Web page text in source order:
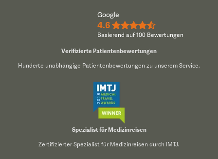
Google
4.6 ★★★★½
Basierend auf 100 Bewertungen
Verifizierte Patientenbewertungen
Hunderte unabhängige Patientenbewertungen zu unserem Service.
Spezialist für Medizinreisen
Zertifizierter Spezialist für Medizinreisen durch IMTJ.